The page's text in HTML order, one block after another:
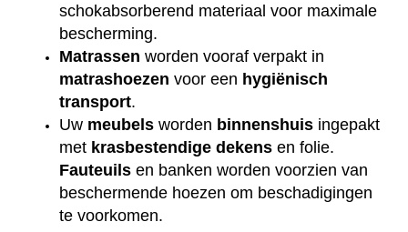
schokabsorberend materiaal voor maximale
bescherming.
Matrassen worden vooraf verpakt in
matrashoezen voor een hygiënisch
transport.
Uw meubels worden binnenshuis ingepakt
met krasbestendige dekens en folie.
Fauteuils en banken worden voorzien van
beschermende hoezen om beschadigingen
te voorkomen.